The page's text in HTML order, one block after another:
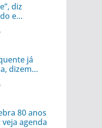
diz
e
já
dizem
80 anos
agenda